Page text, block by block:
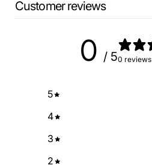
Customer reviews
0 / 50 reviews
5
4
3
2